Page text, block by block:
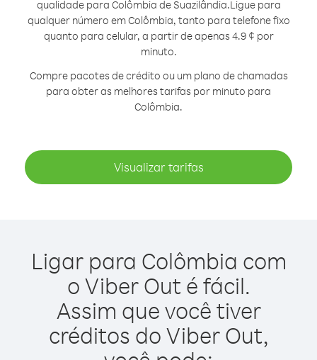
qualidade para Colômbia de Suazilândia.Ligue para
qualquer número em Colômbia, tanto para telefone fixo
quanto para celular, a partir de apenas 4.9 ¢ por
minuto.
Compre pacotes de crédito ou um plano de chamadas
para obter as melhores tarifas por minuto para
Colômbia.
Visualizar tarifas
Ligar para Colômbia com
o Viber Out é fácil.
Assim que você tiver
créditos do Viber Out,